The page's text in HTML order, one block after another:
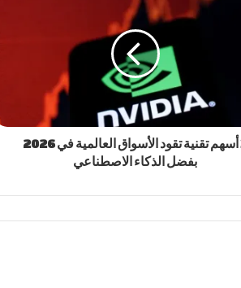
3 أسهم تقنية تقود الأسواق العالمية في 2026
بفضل الذكاء الاصطناعي